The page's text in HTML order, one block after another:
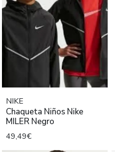
NIKE
Chaqueta Niños Nike
MILER Negro
49,49€